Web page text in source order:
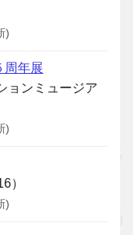
)
周年展
ョンミュージア
)
）
)